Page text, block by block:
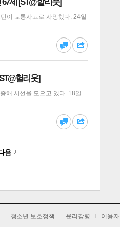
댓글 공유
댓글 공유
댓글 공유
이 교통사고로 사망했다. 24일
헐리웃]
해 시선을 모으고 있다. 18일
음
청소년 보호정책 윤리강령 이용